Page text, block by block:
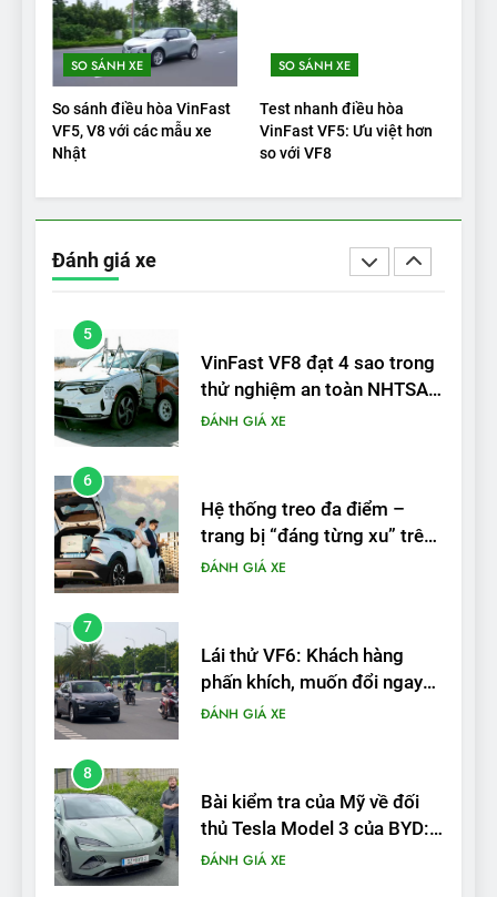
SO SÁNH XE
So sánh điều hòa VinFast
VF5, V8 với các mẫu xe
Nhật
SO SÁNH XE
Test nhanh điều hòa
VinFast VF5: Ưu việt hơn
so với VF8
Đánh giá xe
bánh tại Trung Quốc’
4
Nội thất, thiết kế và tính năng
của Audi S6 Sportback e-
tronĐÁNH GIÁ XE
thử nghiệm an toàn NHTSA
6
Hệ thống treo đa điểm –
trang bị “đáng từng xu” trên
VinFast VF 6
7
Lái thử VF6: Khách hàng
phấn khích, muốn đổi ngay
từ xe xăng sang xe điện
8
Bài kiểm tra của Mỹ về đối
thủ Tesla Model 3 của BYD:
‘Nó sang trọng hơn nhiều’
9
BYD Seal 06 DM-i PHEV có
chất lượng tương xứng